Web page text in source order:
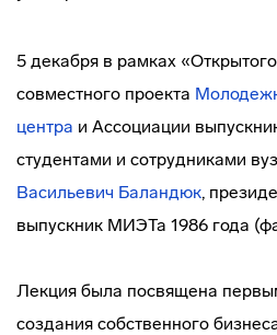
5 декабря в рамках
совместного проекта
центра и Ассоциации
студентами и сотрудниками
Васильевич Баландюк,
выпускник МИЭТа 1986 года
Лекция была посвящена
создания собственного